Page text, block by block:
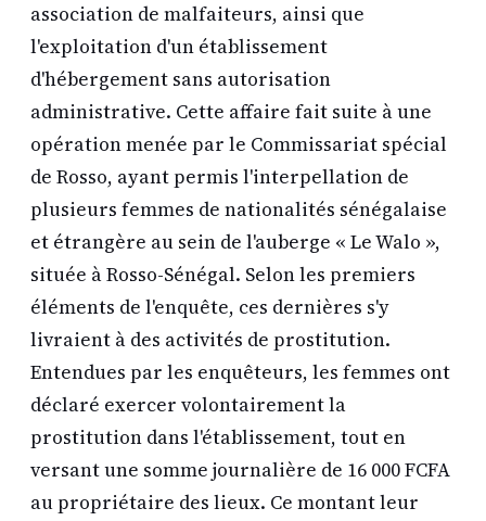
association de malfaiteurs, ainsi que
l'exploitation d'un établissement
d'hébergement sans autorisation
administrative. Cette affaire fait suite à une
opération menée par le Commissariat spécial
de Rosso, ayant permis l'interpellation de
plusieurs femmes de nationalités sénégalaise
et étrangère au sein de l'auberge « Le Walo »,
située à Rosso-Sénégal. Selon les premiers
éléments de l'enquête, ces dernières s'y
livraient à des activités de prostitution.
Entendues par les enquêteurs, les femmes ont
déclaré exercer volontairement la
prostitution dans l'établissement, tout en
versant une somme journalière de 16 000 FCFA
au propriétaire des lieux. Ce montant leur